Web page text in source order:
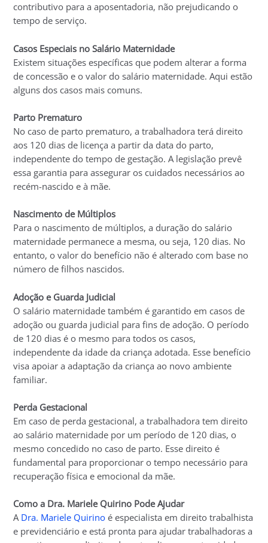
contributivo para a aposentadoria, não prejudicando o
tempo de serviço.
Casos Especiais no Salário Maternidade
Existem situações específicas que podem alterar a forma
de concessão e o valor do salário maternidade. Aqui estão
alguns dos casos mais comuns.
Parto Prematuro
No caso de parto prematuro, a trabalhadora terá direito
aos 120 dias de licença a partir da data do parto,
independente do tempo de gestação. A legislação prevê
essa garantia para assegurar os cuidados necessários ao
recém-nascido e à mãe.
Nascimento de Múltiplos
Para o nascimento de múltiplos, a duração do salário
maternidade permanece a mesma, ou seja, 120 dias. No
entanto, o valor do benefício não é alterado com base no
número de filhos nascidos.
Adoção e Guarda Judicial
O salário maternidade também é garantido em casos de
adoção ou guarda judicial para fins de adoção. O período
de 120 dias é o mesmo para todos os casos,
independente da idade da criança adotada. Esse benefício
visa apoiar a adaptação da criança ao novo ambiente
familiar.
Perda Gestacional
Em caso de perda gestacional, a trabalhadora tem direito
ao salário maternidade por um período de 120 dias, o
mesmo concedido no caso de parto. Esse direito é
fundamental para proporcionar o tempo necessário para
recuperação física e emocional da mãe.
Como a Dra. Mariele Quirino Pode Ajudar
A Dra. Mariele Quirino é especialista em direito trabalhista
e previdenciário e está pronta para ajudar trabalhadoras a